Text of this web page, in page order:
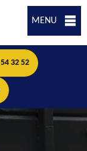
MENU
32 52